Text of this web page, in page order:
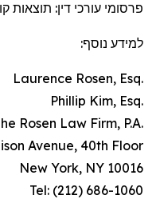
פרסומי עורכי דין: תוצאות
למידע נוסף:
Laurence Rosen, Esq.
Phillip Kim, Esq.
Rosen Law Firm, P.A.
Avenue, 40th Floor
New York, NY 10016
Tel: (212) 686-1060